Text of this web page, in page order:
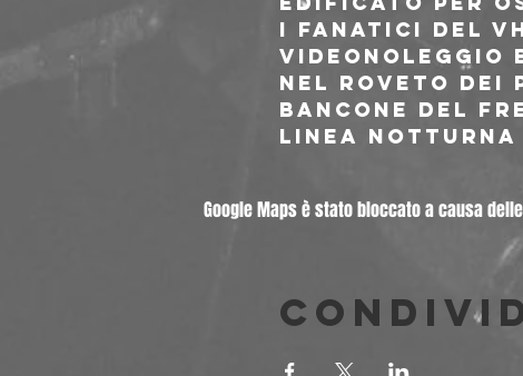
i fanatici del
videonoleggio
nel roveto dei
bancone del
linea notturna
Google Maps è stato bloccato a causa